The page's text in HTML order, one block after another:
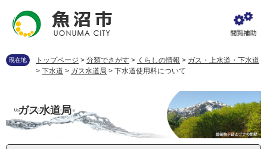
先
を
本
へ
現在地 トップページ > 分類でさがす > くらしの情報 > ガス・上水道・下水道
> 下水道 > ガス水道局 > 下水道使用料について
ガス水道局